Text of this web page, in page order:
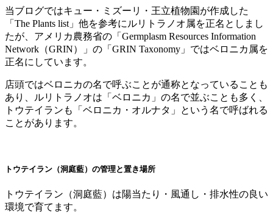
当ブログではキュー・ミズーリ・王立植物園が作成した
「The Plants list」他を参考にルリトラノオ属を正名としまし
たが、アメリカ農務省の「Germplasm Resources Information
Network（GRIN）」の「GRIN Taxonomy」ではベロニカ属を
正名にしています。
店頭ではベロニカの名で呼ぶことが通称となっていることも
あり、ルリトラノオは「ベロニカ」の名で並ぶことも多く、
トウテイランも「ベロニカ・オルナタ」という名で呼ばれる
ことがあります。
トウテイラン（洞庭藍）の管理と置き場所
トウテイラン（洞庭藍）は陽当たり・風通し・排水性の良い
環境で育てます。